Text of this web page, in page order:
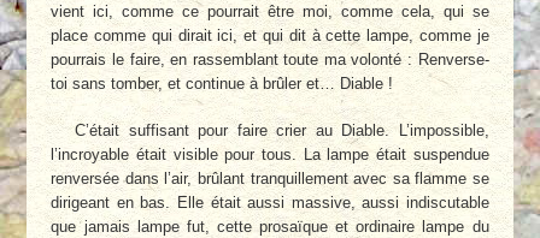
vient ici, comme ce pourrait être moi, comme cela, qui se
place comme qui dirait ici, et qui dit à cette lampe, comme je
pourrais le faire, en rassemblant toute ma vo­lonté : Renverse-
toi sans tomber, et continue à brûler et… Diable !
C’était suffisant pour faire crier au Diable. L’impossible,
l’incroyable était visible pour tous. La lampe était suspendue
renversée dans l’air, brûlant tranquillement avec sa flamme se
dirigeant en bas. Elle était aussi massive, aus­si indiscutable
que jamais lampe fut, cette pro­saïque et ordinaire lampe du